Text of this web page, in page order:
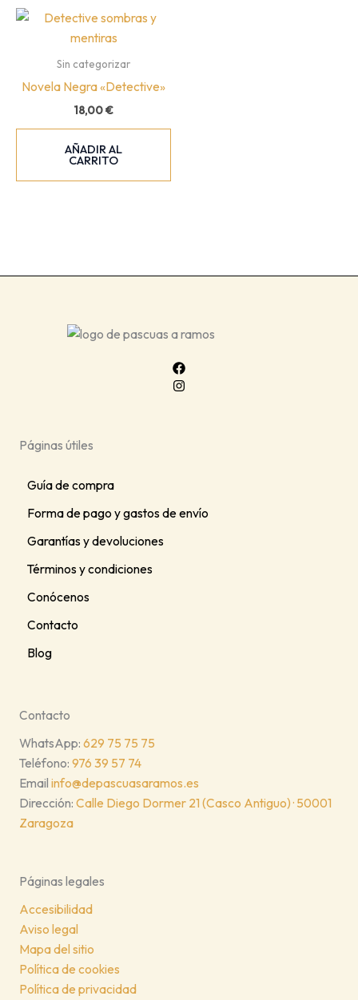
Sin categorizar
Novela Negra «Detective»
18,00€
AÑADIR AL
CARRITO
Páginas útiles
Guía de compra
Forma de pago y gastos de envío
Garantías y devoluciones
Términos y condiciones
Conócenos
Contacto
Blog
Contacto
WhatsApp: 629 75 75 75
Teléfono: 976 39 57 74
Email info@depascuasaramos.es
Dirección: Calle Diego Dormer 21 (Casco Antiguo) · 50001
Zaragoza
Páginas legales
Accesibilidad
Aviso legal
Mapa del sitio
Política de cookies
Política de privacidad